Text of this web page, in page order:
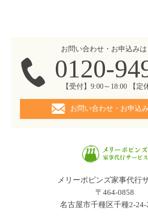
お問い合わせ・お申込みは
0120-
【受付】9:00～18:00 【定
お問い合わせ・お申込
メリーポピンズ家事代行
〒464-0858
名古屋市千種区千種2-24-